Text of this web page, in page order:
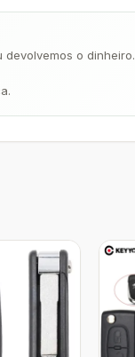
o dinheiro.